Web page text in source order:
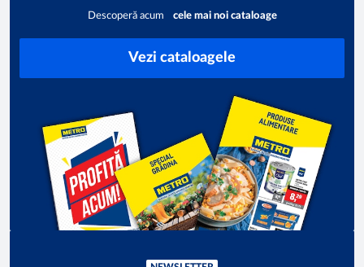
Descoperă acum cele mai noi cataloage
Vezi cataloagele